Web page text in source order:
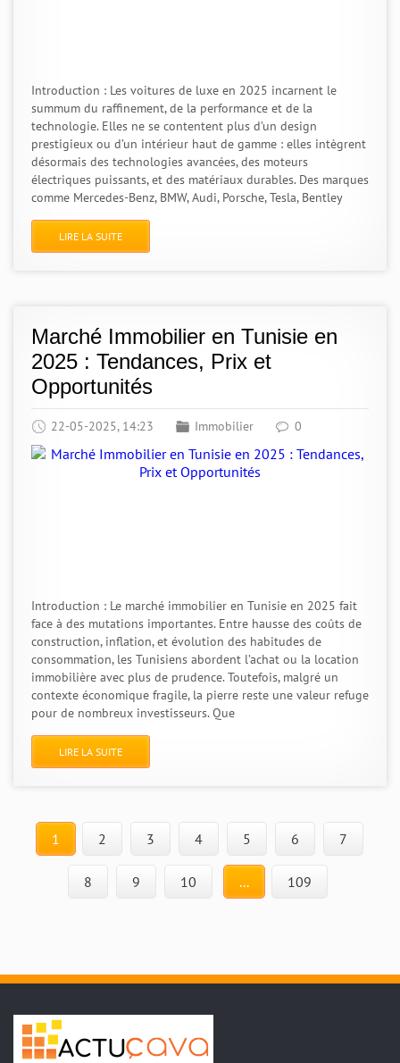
Introduction : Les voitures de luxe en 2025 incarnent le
summum du raffinement, de la performance et de la
technologie. Elles ne se contentent plus d’un design
prestigieux ou d’un intérieur haut de gamme : elles intègrent
désormais des technologies avancées, des moteurs
électriques puissants, et des matériaux durables. Des marques
comme Mercedes-Benz, BMW, Audi, Porsche, Tesla, Bentley
LIRE LA SUITE
Marché Immobilier en Tunisie en
2025 : Tendances, Prix et
Opportunités
22-05-2025, 14:23 Immobilier 0
Introduction : Le marché immobilier en Tunisie en 2025 fait
face à des mutations importantes. Entre hausse des coûts de
construction, inflation, et évolution des habitudes de
consommation, les Tunisiens abordent l’achat ou la location
immobilière avec plus de prudence. Toutefois, malgré un
contexte économique fragile, la pierre reste une valeur refuge
pour de nombreux investisseurs. Que
LIRE LA SUITE
1 2 3 4 5 6 7
8 9 10 ... 109